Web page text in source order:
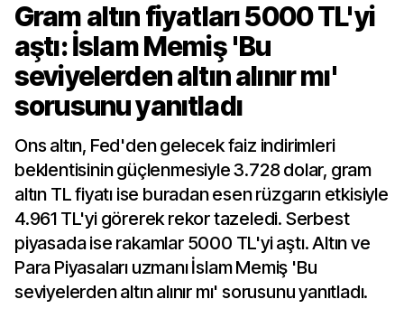
Gram altın fiyatları 5000 TL'yi
aştı: İslam Memiş 'Bu
seviyelerden altın alınır mı'
sorusunu yanıtladı
Ons altın, Fed'den gelecek faiz indirimleri
beklentisinin güçlenmesiyle 3.728 dolar, gram
altın TL fiyatı ise buradan esen rüzgarın etkisiyle
4.961 TL'yi görerek rekor tazeledi. Serbest
piyasada ise rakamlar 5000 TL'yi aştı. Altın ve
Para Piyasaları uzmanı İslam Memiş 'Bu
seviyelerden altın alınır mı' sorusunu yanıtladı.